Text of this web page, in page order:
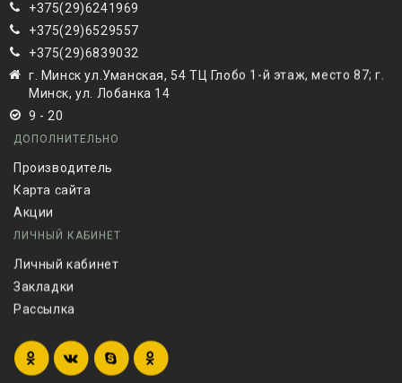
+375(29)6241969
+375(29)6529557
+375(29)6839032
г. Минск ул.Уманская, 54 ТЦ Глобо 1-й этаж, место 87; г.
Минск, ул. Лобанка 14
9 - 20
ДОПОЛНИТЕЛЬНО
Производитель
Карта сайта
Акции
ЛИЧНЫЙ КАБИНЕТ
Личный кабинет
Закладки
Рассылка